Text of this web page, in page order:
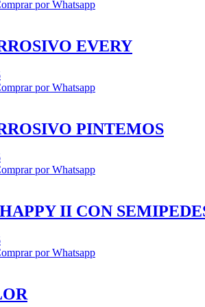
por Whatsapp
EVERY
por Whatsapp
PINTEMOS
por Whatsapp
II CON
por Whatsapp